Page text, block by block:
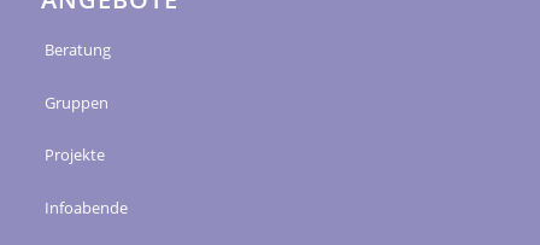
Beratung
Gruppen
Projekte
Infoabende